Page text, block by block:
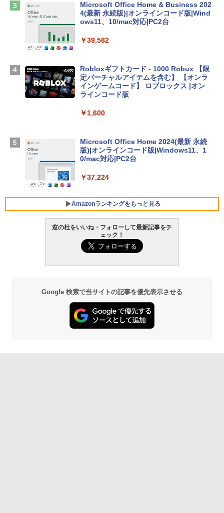
Apple 2026 MacBook Air M5チップ搭載
igence、13.6インチLiquid Retinaディ
ラ、Touch ID - ミッドナイト + 3年延長
AppleCare+ for 13インチMacBook Air
(M5)|ダウンロード版
￥347,600
ン 15-fd 15.6インチ 16GBメモリ 512GB
SSD インテル Core 5
￥129,800
ersonal/Copilotキー搭載/Win 11/15.6型/
Core i5/16GB/SSD 512GB/ホワイト) FM
VWK3E15W_AZ
￥120,000
Microsoft Office Home & Business 202
4(最新 永続版)|オンラインコード版|Wind
ows11、10/mac対応|PC2台
￥39,582
Robloxギフトカード - 1000 Robux 【限
定バーチャルアイテムを含む】 【オンラ
インゲームコード】 ロブロックス |オン
ラインコード版
￥1,600
Microsoft Office Home 2024(最新 永続
版)|オンラインコード版|Windows11、1
0/mac対応|PC2台
￥37,224
Amazonランキングをもっと見る
生成AIパスポート公式テキスト 第４版
AIイラスト表現辞典: 思い通りの絵を引き
出す プロンプトの言葉 AI画像生成シリー
ズ (はぴーイラストLabo)
Amazon Kindle Paperwhite (16GB) 7イ
ンチディスプレイ、色調調節ライト、12
￥27,980
Amazon Kindle - 目に優しい、かさばら
ない、大きな画面で読みやすい、6週間持
窓の杜をいいね・フォローして最新記事をチ
ェック！
Google 検索で当サイトの記事を優先表示させる